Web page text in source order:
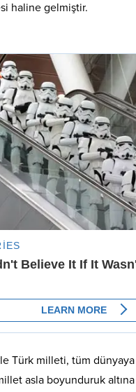
haline gelmiştir.
Türk milleti, tüm
asla boyunduruk altına